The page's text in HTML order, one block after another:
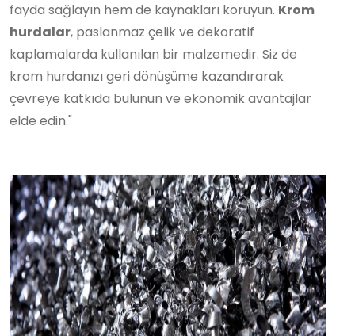
fayda sağlayın hem de kaynakları koruyun. Krom
hurdalar, paslanmaz çelik ve dekoratif
kaplamalarda kullanılan bir malzemedir. Siz de
krom hurdanızı geri dönüşüme kazandırarak
çevreye katkıda bulunun ve ekonomik avantajlar
elde edin."